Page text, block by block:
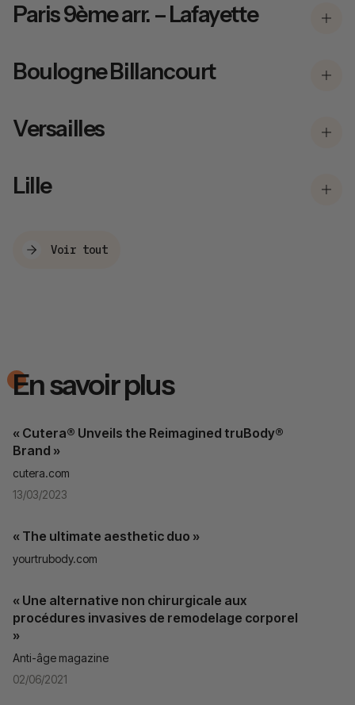
Paris 9ème arr. – Lafayette
Boulogne Billancourt
Versailles
Lille
Voir tout
En savoir plus
« Cutera® Unveils the Reimagined truBody®
Brand »
cutera.com
13/03/2023
« The ultimate aesthetic duo »
yourtrubody.com
« Une alternative non chirurgicale aux
procédures invasives de remodelage corporel
»
Anti-âge magazine
02/06/2021